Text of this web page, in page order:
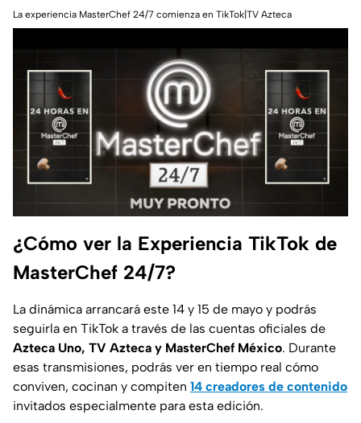
La experiencia MasterChef 24/7 comienza en TikTok|TV Azteca
¿Cómo ver la Experiencia TikTok de
MasterChef 24/7?
La dinámica arrancará este 14 y 15 de mayo y podrás
seguirla en TikTok a través de las cuentas oficiales de
Azteca Uno, TV Azteca y MasterChef México. Durante
esas transmisiones, podrás ver en tiempo real cómo
conviven, cocinan y compiten 14 creadores de contenido
invitados especialmente para esta edición.